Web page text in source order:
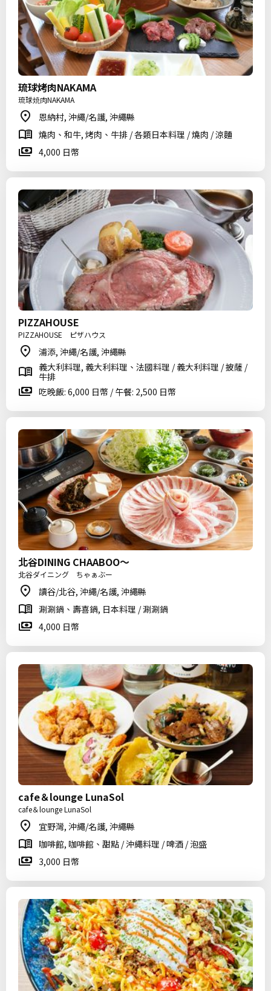
琉球烤肉NAKAMA
琉球焼肉NAKAMA
恩納村, 沖繩/名護, 沖繩縣
燒肉、和牛, 烤肉、牛排 / 各類日本料理 / 燒肉 / 涼麵
4,000 日幣
PIZZAHOUSE
PIZZAHOUSE ピザハウス
浦添, 沖繩/名護, 沖繩縣
義大利料理, 義大利料理、法國料理 / 義大利料理 / 披薩 /
牛排
吃晚飯: 6,000 日幣 / 午餐: 2,500 日幣
北谷DINING CHAABOO～
北谷ダイニング ちゃぁぶー
讀谷/北谷, 沖繩/名護, 沖繩縣
涮涮鍋、壽喜鍋, 日本料理 / 涮涮鍋
4,000 日幣
cafe＆lounge LunaSol
cafe＆lounge LunaSol
宜野灣, 沖繩/名護, 沖繩縣
咖啡館, 咖啡館、甜點 / 沖繩料理 / 啤酒 / 泡盛
3,000 日幣